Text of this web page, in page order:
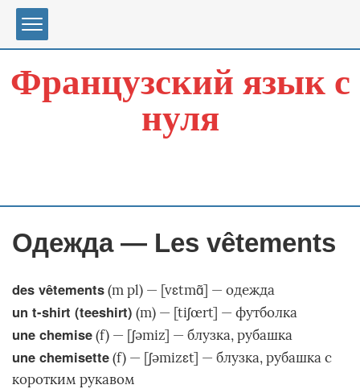
Перейти
содержимому
Французский язык с
нуля
Одежда — Les vêtements
des vêtements(m pl) — [vɛtmɑ̃] — одежда
un t-shirt (teeshirt) (m) — [tiʃœrt] — футболка
une chemise(f) — [ʃəmiz] — блузка, рубашка
une chemisette(f) — [ʃəmizɛt] — блузка, рубашка с
коротким рукавом